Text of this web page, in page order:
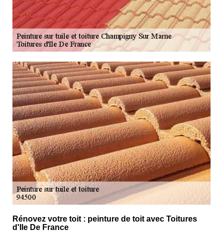
Rénovez votre toit : peinture de toit avec Toitures
d'Ile De France